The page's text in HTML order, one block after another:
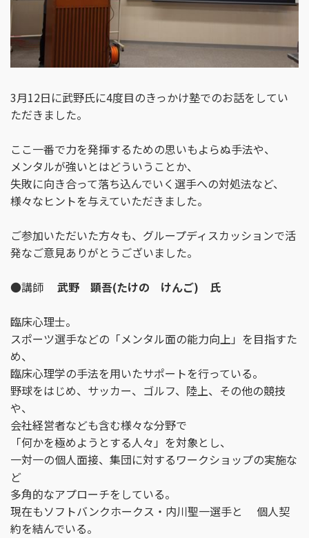
3月12日に武野氏に4度目のきっかけ塾でのお話をしてい
ただきました。
ここ一番で力を発揮するための思いもよらぬ手法や、
メンタルが強いとはどういうことか、
失敗に向き合って落ち込んでいく選手への対処法など、
様々なヒントを与えていただきました。
ご参加いただいた方々も、グループディスカッションで活
発なご意見ありがとうございました。
●講師 武野 顕吾(たけの けんご) 氏
臨床心理士。
スポーツ選手などの「メンタル面の能力向上」を目指すた
め、
臨床心理学の手法を用いたサポートを行っている。
野球をはじめ、サッカー、ゴルフ、陸上、その他の競技
や、
会社経営者なども含む様々な分野で
「何かを極めようとする人々」を対象とし、
一対一の個人面接、集団に対するワークショップの実施な
ど
多角的なアプローチをしている。
現在もソフトバンクホークス・内川聖一選手と 個人契
約を結んでいる。